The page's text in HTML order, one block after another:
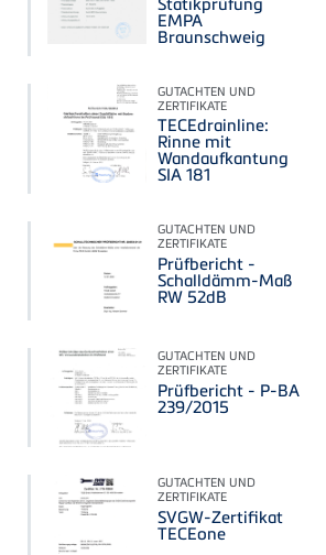
EMPA
Braunschweig
GUTACHTEN UND
ZERTIFIKATE
TECEdrainline:
Rinne mit
Wandaufkantung
SIA 181
GUTACHTEN UND
ZERTIFIKATE
Prüfbericht -
Schalldämm-Maß
RW 52dB
GUTACHTEN UND
ZERTIFIKATE
Prüfbericht - P-BA
239/2015
GUTACHTEN UND
ZERTIFIKATE
SVGW-Zertifikat
TECEone